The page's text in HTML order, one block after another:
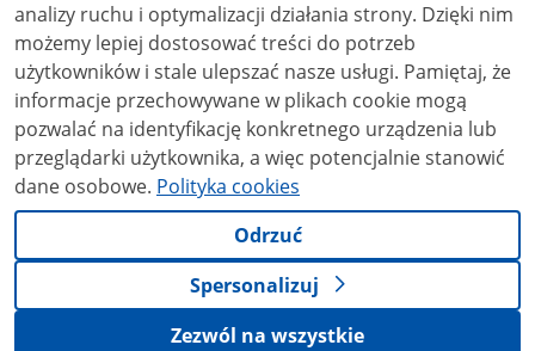
analizy ruchu i optymalizacji działania strony. Dzięki nim
możemy lepiej dostosować treści do potrzeb
użytkowników i stale ulepszać nasze usługi. Pamiętaj, że
informacje przechowywane w plikach cookie mogą
pozwalać na identyfikację konkretnego urządzenia lub
przeglądarki użytkownika, a więc potencjalnie stanowić
dane osobowe. Polityka cookies
Odrzuć
Spersonalizuj
Zezwól na wszystkie